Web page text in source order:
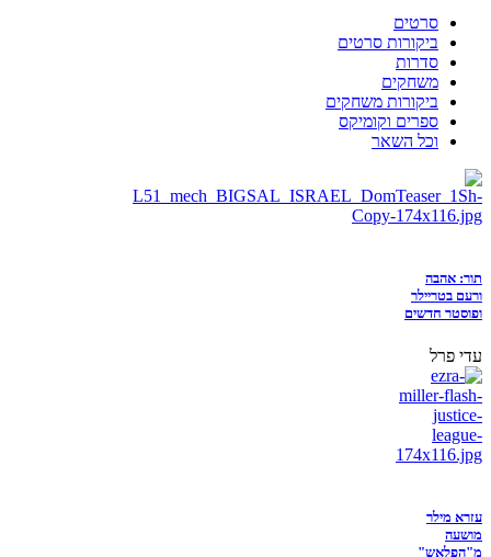
סרטים
ביקורות סרטים
סדרות
משחקים
ביקורות משחקים
ספרים וקומיקס
וכל השאר
תור: אהבה
ורעם בטריילר
ופוסטר חדשים
עדי פרל
עזרא מילר
מושעה
מ"הפלאש"